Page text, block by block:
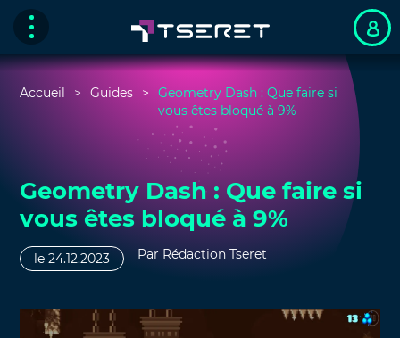
Accueil Guides
Geometry Dash : Que faire si
vous êtes bloqué à 9%
Geometry Dash : Que faire si
vous êtes bloqué à 9%
le 24.12.2023 Par Rédaction Tseret